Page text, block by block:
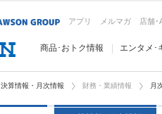
アプリ メルマガ 店舗･
商品･おトク情報 エンタメ･
決算情報・月次情報 財務・業績情報 月